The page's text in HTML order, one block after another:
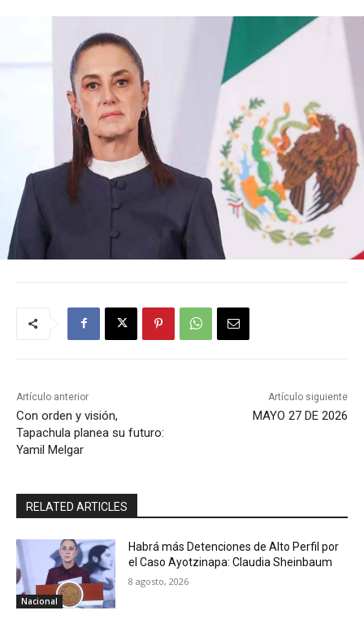
Artículo anterior
Con orden y visión,
Tapachula planea su futuro:
Yamil Melgar
Artículo siguiente
MAYO 27 DE 2026
RELATED ARTICLES
Nacional
Habrá más Detenciones de Alto Perfil por
el Caso Ayotzinapa: Claudia Sheinbaum
8 agosto, 2026